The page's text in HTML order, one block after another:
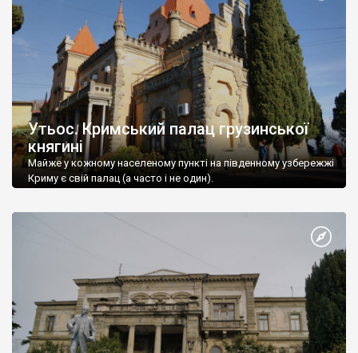
Утьос. Кримський палац грузинської
княгині
Майже у кожному населеному пункті на південному узбережжі
Криму є свій палац (а часто і не один).